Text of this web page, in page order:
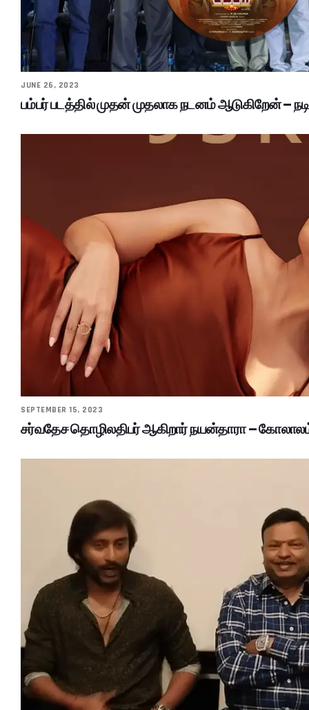
JUNE 26, 2023
பம்பர் படத்தில் முதன் முதலாக நடனம் ஆடுகிறேன் –
SEPTEMBER 15, 2023
சர்வதேச தொழிலதிபர் ஆகிறார் நயன்தாரா –